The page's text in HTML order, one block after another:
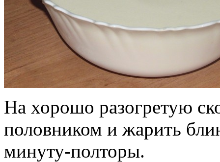
На хорошо разогретую
половником и жарить
минуту-полторы.